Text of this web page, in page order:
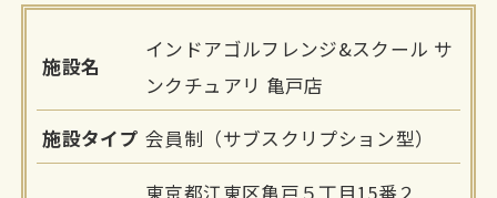
施設名
インドアゴルフレンジ&スクール サ
ンクチュアリ 亀戸店
施設タイプ 会員制（サブスクリプション型）
東京都江東区亀戸５丁目15番２